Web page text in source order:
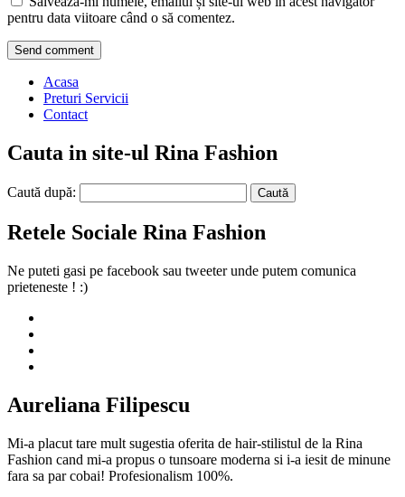
pentru data viitoare când o să comentez.
Acasa
Preturi Servicii
Contact
Cauta in site-ul Rina Fashion
Caută după:
Retele Sociale Rina Fashion
Ne puteti gasi pe facebook sau tweeter unde putem comunica
prieteneste ! :)
Aureliana Filipescu
Mi-a placut tare mult sugestia oferita de hair-stilistul de la Rina
Fashion cand mi-a propus o tunsoare moderna si i-a iesit de minune
fara sa par cobai! Profesionalism 100%.